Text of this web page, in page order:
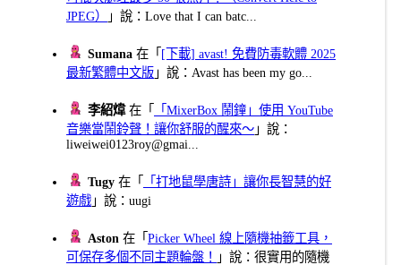
JPEG）
」說：Love that I can batc...
Sumana 在「 [下載] avast! 免費防毒軟體 2025
最新繁體中文版 」說：Avast has been my go...
李紹煒在「
「MixerBox 鬧鐘」使用 YouTube
音樂當鬧鈴聲！讓你舒服的醒來～ 」說：
liweiwei0123roy@gmai...
Tugy 在「
「打地鼠學唐詩」讓你長智慧的好
遊戲 」說：uugi
Aston 在「Picker Wheel 線上隨機抽籤工具，
可保存多個不同主題輪盤！
」說：很實用的隨機